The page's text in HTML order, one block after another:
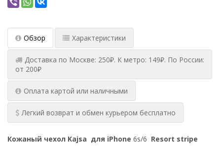
Обзор Характеристики
Доставка по Москве: 250₽. К метро: 149₽. По России:
от 200₽
Оплата картой или наличными
Легкий возврат и обмен курьером бесплатно
Кожаный чехол Kajsa для iPhone 6s/6 Resort stripe